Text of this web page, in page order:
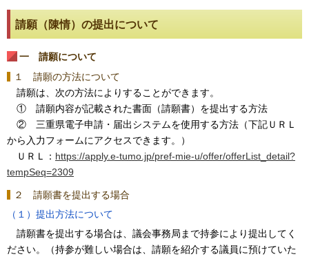
請願（陳情）の提出について
一 請願について
１ 請願の方法について
請願は、次の方法によりすることができます。
① 請願内容が記載された書面（請願書）を提出する方法
② 三重県電子申請・届出システムを使用する方法（下記ＵＲＬ
から入力フォームにアクセスできます。）
ＵＲＬ： https://apply.e-tumo.jp/pref-mie-u/offer/offerList_detail?
tempSeq=2309
２ 請願書を提出する場合
（１）提出方法について
請願書を提出する場合は、議会事務局まで持参により提出してく
ださい。（持参が難しい場合は、請願を紹介する議員に預けていた